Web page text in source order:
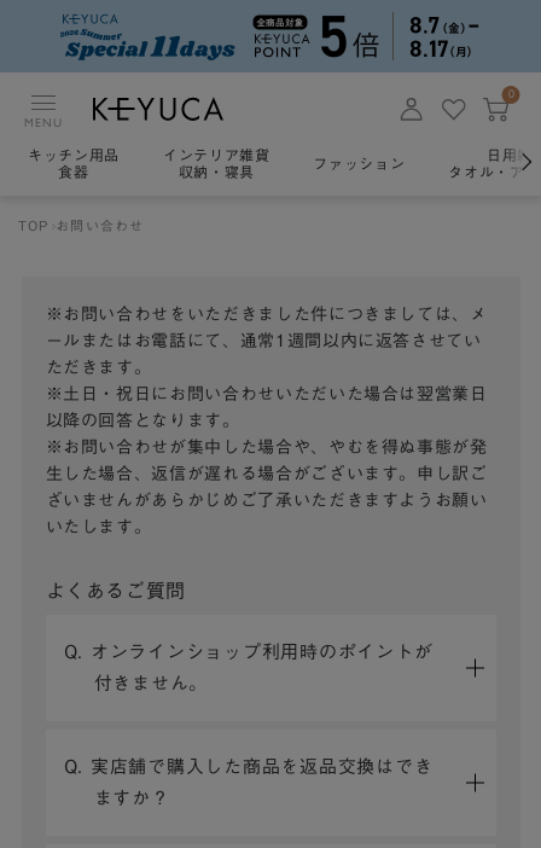
MENU
0
キッチン用品
食器
インテリア雑貨
収納・寝具
ファッション
日用雑
タオル・ア
TOP お問い合わせ
※お問い合わせをいただきました件につきましては、メ
ールまたはお電話にて、通常1週間以内に返答させてい
ただきます。
※土日・祝日にお問い合わせいただいた場合は翌営業日
以降の回答となります。
※お問い合わせが集中した場合や、やむを得ぬ事態が発
生した場合、返信が遅れる場合がございます。申し訳ご
ざいませんがあらかじめご了承いただきますようお願い
いたします。
よくあるご質問
Q. オンラインショップ利用時のポイントが
付きません。
Q. 実店舗で購入した商品を返品交換はでき
ますか？